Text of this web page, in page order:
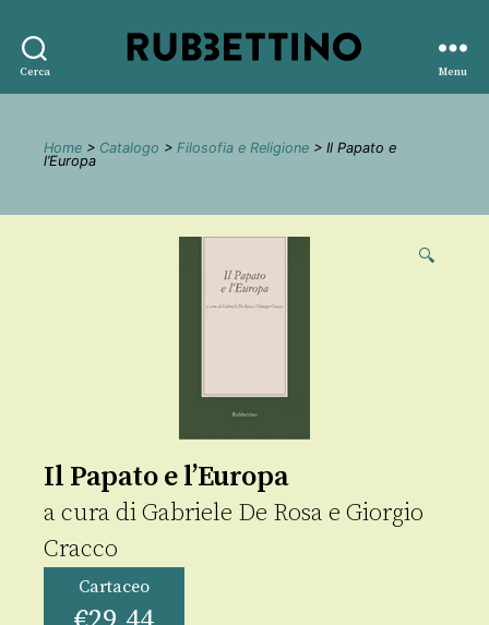
Cerca
editore
Menu
Home > Catalogo > Filosofia e Religione > Il Papato e
l’Europa
🔍
Il Papato e l’Europa
a cura diGabriele De Rosa e Giorgio
Cracco
Cartaceo